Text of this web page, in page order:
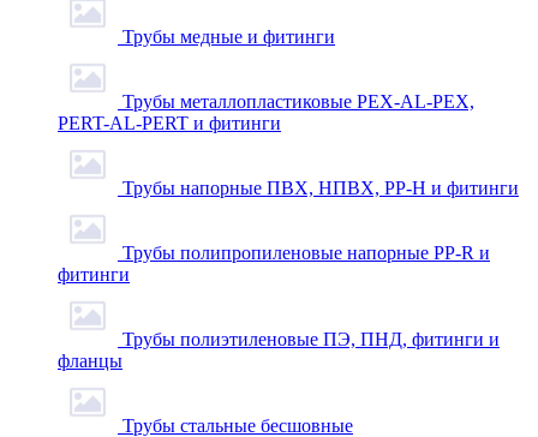
Трубы медные и фитинги
Трубы металлопластиковые PEX-AL-PEX,
PERT-AL-PERT и фитинги
Трубы напорные ПВХ, НПВХ, PP-H и фитинги
Трубы полипропиленовые напорные PP-R и
фитинги
Трубы полиэтиленовые ПЭ, ПНД, фитинги и
фланцы
Трубы стальные бесшовные